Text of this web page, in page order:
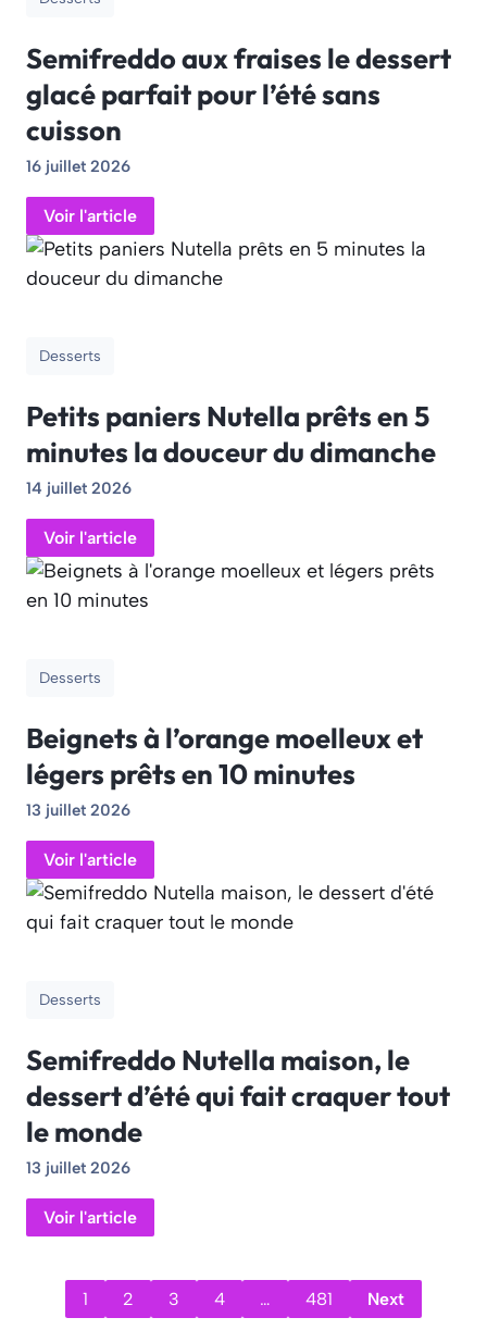
Semifreddo aux fraises le dessert
glacé parfait pour l’été sans
cuisson
16 juillet 2026
Voir l'article
Desserts
Petits paniers Nutella prêts en 5
minutes la douceur du dimanche
14 juillet 2026
Voir l'article
Desserts
Beignets à l’orange moelleux et
légers prêts en 10 minutes
13 juillet 2026
Voir l'article
Desserts
Semifreddo Nutella maison, le
dessert d’été qui fait craquer tout
le monde
13 juillet 2026
Voir l'article
1 2 3 4 … 481 Next